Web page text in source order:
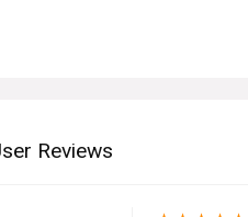
Reviews